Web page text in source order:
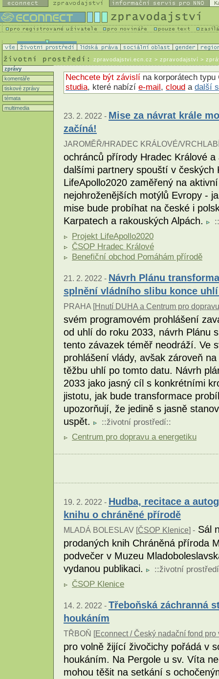
zpravodajstvi.ecn.cz > zpravodajství >
zprávy
komentáře
tiskové zprávy
témata
multimedia
Nechcete být závislí na korporátech
studia, které nabízí e-mail, cloud a další
23. 2. 2022 - Mise za návrat krále
začíná!
JAROMĚŘ/HRADEC KRÁLOVÉ/
ochránců přírody Hradec Králové
dalšími partnery spouští v
LifeApollo2020 zaměřený na
nejohroženějších motýlů Evropy -
mise bude probíhat na české i
Karpatech a rakouských Alpách.
::
Projekt LifeApollo2020
ČSOP Hradec Králové
Benefiční obchod Pomáhám přírodě
21. 2. 2022 - Návrh Plánu
splnění vládního slibu konce uhlí
PRAHA [Hnutí DUHA a Centrum pro
svém programovém prohlášení
od uhlí do roku 2033, návrh Plánu
tento závazek téměř neodráží. Ve
prohlášení vlády, avšak zároveň
těžbu uhlí po tomto datu. Návrh
2033 jako jasný cíl s konkrétními
jistotu, jak bude transformace
upozorňují, že jedině s jasně
uspět.
::životní prostředí::
Centrum pro dopravu a energetiku
19. 2. 2022 - Hudba, recitace a
knihu o chráněné přírodě
MLADÁ BOLESLAV [ČSOP Klenice] - Sál
prodaných knih Chráněná příroda
podvečer v Muzeu
vydanou publikaci.
::životní prostředí
ČSOP Klenice
14. 2. 2022 - Třeboňská záchranná
houkáním
TŘBOŇ [Econnect / Český nadační fond pro
pro volně žijící živočichy pořádá v
houkáním. Na Pergole u sv. Víta
mohou těšit na setkání s